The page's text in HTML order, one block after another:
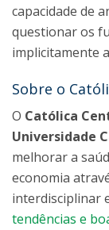
capacidade de
questionar os
implicitamente
Sobre o
O Católica
Universidade
melhorar a
economia
interdisciplinar
tendências e